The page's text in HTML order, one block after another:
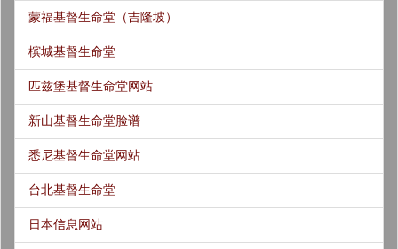
蒙福基督生命堂（吉隆坡）
槟城基督生命堂
匹兹堡基督生命堂网站
新山基督生命堂脸谱
悉尼基督生命堂网站
台北基督生命堂
日本信息网站